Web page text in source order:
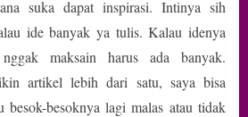
suka dapat inspirasi. Intinya sih
ide banyak ya tulis. Kalau idenya
maksain harus ada banyak.
artikel lebih dari satu, saya bisa
besok-besoknya lagi malas atau tidak